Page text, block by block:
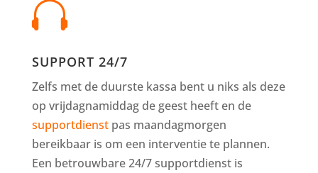

SUPPORT 24/7
Zelfs met de duurste kassa bent u niks als deze
op vrijdagnamiddag de geest heeft en de
supportdienstpas maandagmorgen
bereikbaar is om een interventie te plannen.
Een betrouwbare 24/7 supportdienst is